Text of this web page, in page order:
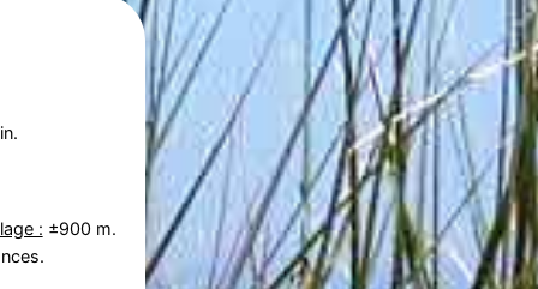
: ±900 m.